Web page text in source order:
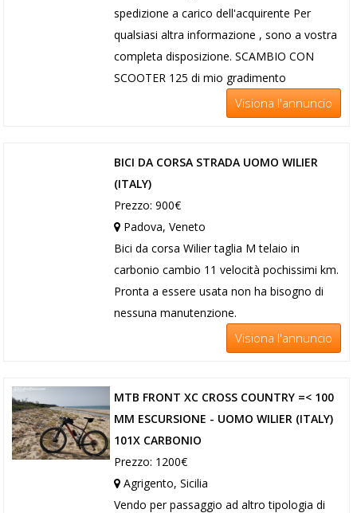
spedizione a carico dell'acquirente Per
qualsiasi altra informazione , sono a vostra
completa disposizione. SCAMBIO CON
SCOOTER 125 di mio gradimento
Visiona l'annuncio
BICI DA CORSA STRADA UOMO WILIER
(ITALY)
Prezzo: 900€
Padova, Veneto
Bici da corsa Wilier taglia M telaio in
carbonio cambio 11 velocità pochissimi km.
Pronta a essere usata non ha bisogno di
nessuna manutenzione.
Visiona l'annuncio
MTB FRONT XC CROSS COUNTRY =< 100
MM ESCURSIONE - UOMO WILIER (ITALY)
101X CARBONIO
Prezzo: 1200€
Agrigento, Sicilia
Vendo per passaggio ad altro tipologia di